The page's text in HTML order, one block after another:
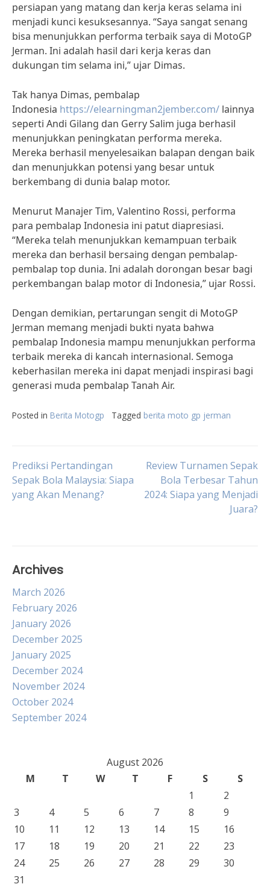
persiapan yang matang dan kerja keras selama ini
menjadi kunci kesuksesannya. “Saya sangat senang
bisa menunjukkan performa terbaik saya di MotoGP
Jerman. Ini adalah hasil dari kerja keras dan
dukungan tim selama ini,” ujar Dimas.
Tak hanya Dimas, pembalap
Indonesia https://elearningman2jember.com/ lainnya
seperti Andi Gilang dan Gerry Salim juga berhasil
menunjukkan peningkatan performa mereka.
Mereka berhasil menyelesaikan balapan dengan baik
dan menunjukkan potensi yang besar untuk
berkembang di dunia balap motor.
Menurut Manajer Tim, Valentino Rossi, performa
para pembalap Indonesia ini patut diapresiasi.
“Mereka telah menunjukkan kemampuan terbaik
mereka dan berhasil bersaing dengan pembalap-
pembalap top dunia. Ini adalah dorongan besar bagi
perkembangan balap motor di Indonesia,” ujar Rossi.
Dengan demikian, pertarungan sengit di MotoGP
Jerman memang menjadi bukti nyata bahwa
pembalap Indonesia mampu menunjukkan performa
terbaik mereka di kancah internasional. Semoga
keberhasilan mereka ini dapat menjadi inspirasi bagi
generasi muda pembalap Tanah Air.
Posted in Berita Motogp Tagged berita moto gp jerman
Post
navigation
Prediksi Pertandingan
Sepak Bola Malaysia: Siapa
yang Akan Menang?
Review Turnamen Sepak
Bola Terbesar Tahun
2024: Siapa yang Menjadi
Juara?
Archives
March 2026
February 2026
January 2026
December 2025
January 2025
December 2024
November 2024
October 2024
September 2024
August 2026
M
T W T F S
S
1
2
3
4 5 6 7 8
9
10
11 12 13 14 15
16
17
18 19 20 21 22
23
24
25 26 27 28 29
30
31